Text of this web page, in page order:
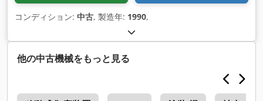
コンディション: 中古, 製造年: 1990,
他の中古機械をもっと見る